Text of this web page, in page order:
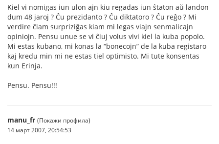
Kiel vi nomigas iun ulon ajn kiu regadas iun ŝtaton aŭ landon
dum 48 jaroj ? Ĉu prezidanto ? Ĉu diktatoro ? Ĉu reĝo ? Mi
verdire ĉiam surpriziĝas kiam mi legas viajn senmalicajn
opiniojn. Pensu unue se vi ĉiuj volus vivi kiel la kuba popolo.
Mi estas kubano, mi konas la “bonecojn” de la kuba registaro
kaj kredu min mi ne estas tiel optimisto. Mi tute konsentas
kun Erinja.
Pensu. Pensu!!!
manu_fr (Покажи профила)
14 март 2007, 20:54:53